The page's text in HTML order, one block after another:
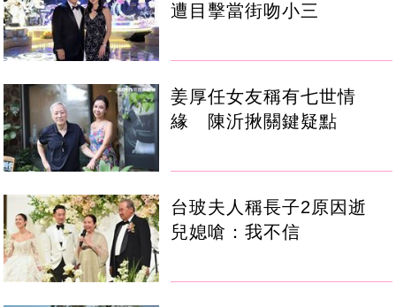
遭目擊當街吻小三
姜厚任女友稱有七世情
緣 陳沂揪關鍵疑點
台玻夫人稱長子2原因逝
兒媳嗆：我不信